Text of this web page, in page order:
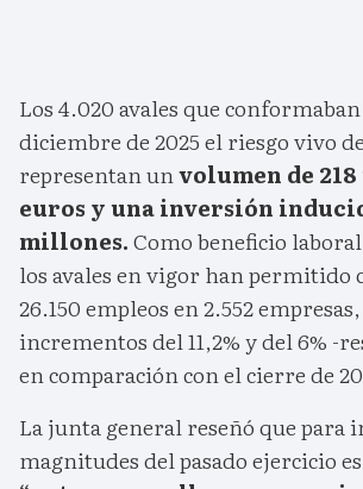
Los 4.020 avales que conformaban
diciembre de 2025 el riesgo vivo
representan unvolumen de
euros y una inversión
millones.Como beneficio
los avales en vigor han permitido
26.150 empleos en 2.552
incrementos del 11,2% y del 6% -
en comparación con el cierre de
La junta general reseñó que para
magnitudes del pasado ejercicio